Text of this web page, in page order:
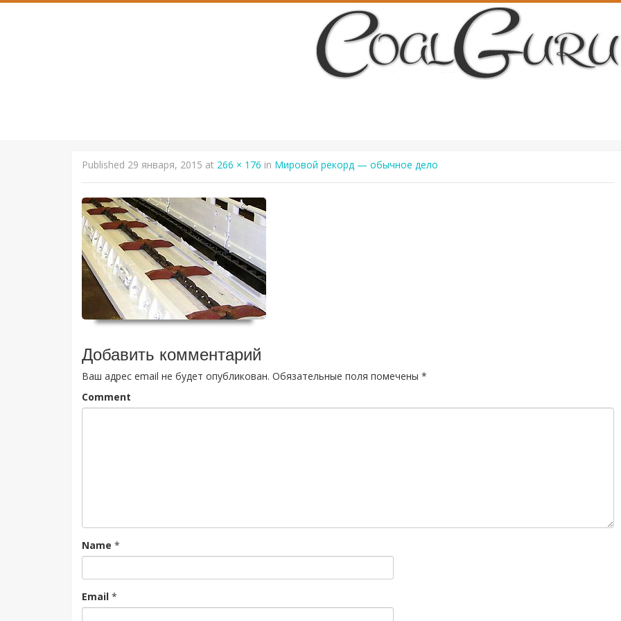
Published 29 января, 2015 at 266 × 176 in Мировой рекорд — обычное дело
Добавить комментарий
Ваш адрес email не будет опубликован. Обязательные поля помечены *
Comment
Name *
Email *